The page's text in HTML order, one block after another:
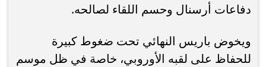
دفاعات أرسنال وحسم اللقاء لصالحه.
ويخوض باريس النهائي تحت ضغوط كبيرة
للحفاظ على لقبه الأوروبي، خاصة في ظل موسم